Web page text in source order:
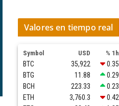
Valores en tiempo real
Symbol USD % 1h
BTC 35,922 0.35
BTG
11.88 0.29
BCH
223.33 0.23
ETH
3,760.3 0.42